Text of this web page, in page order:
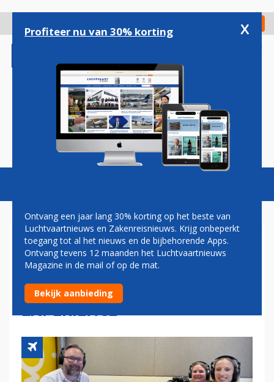
gaan
Check in
Magazine Podcasts Vacatures
LUCHTVAARTNIEUWS
PODCAST: OP ZOEK NAAR
EEN BAAN OP DE CAREER
EXPERIENCE
Profiteer nu van 30% korting x
Ontvang een jaar lang 30% korting op het beste van
Luchtvaartnieuws en Zakenreisnieuws. Krijg onbeperkt
toegang tot al het nieuws en de bijbehorende Apps.
Ontvang tevens 12 maanden het Luchtvaartnieuws
Magazine in de mail of op de mat.
Bekijk aanbieding